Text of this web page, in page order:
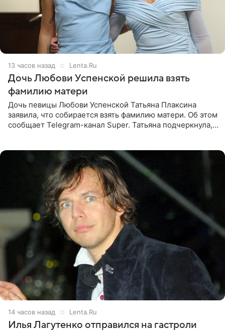
13 часов назад Lenta.Ru
Дочь Любови Успенской решила взять
фамилию матери
Дочь певицы Любови Успенской Татьяна Плаксина
заявила, что собирается взять фамилию матери. Об этом
сообщает Telegram-канал Super. Татьяна подчеркнула,
14 часов назад Lenta.Ru
Илья Лагутенко отправился на гастроли